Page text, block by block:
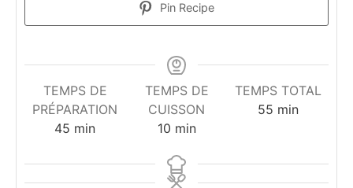
Pin Recipe
TEMPS DE
PRÉPARATION
45 minutes
min
TEMPS DE
CUISSON
10minutes
min
TEMPS TOTAL
55minutes
min